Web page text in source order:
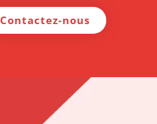
Contactez-nous